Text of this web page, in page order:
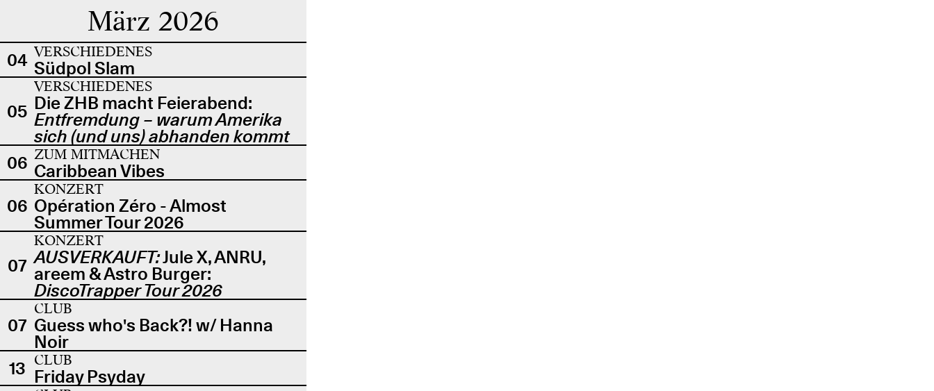
März 2026
04 VERSCHIEDENES
Südpol Slam
05
VERSCHIEDENES
Die ZHB macht Feierabend:
Entfremdung – warum Amerika
sich (und uns) abhanden kommt
06 ZUM MITMACHEN
Caribbean Vibes
06
KONZERT
Opération Zéro - Almost
Summer Tour 2026
07
KONZERT
AUSVERKAUFT:Jule X, ANRU,
areem & Astro Burger:
DiscoTrapper Tour 2026
07
CLUB
Guess who's Back?! w/ Hanna
Noir
13 CLUB
Friday Psyday